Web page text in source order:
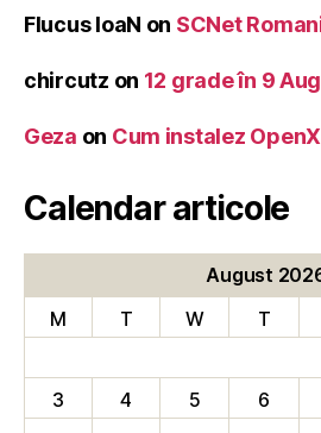
Flucus IoaN on SCNet
chircutz on 12 grade în 9
Geza on Cum instalez
Calendar articole
August
M
T W T
3
4 5 6